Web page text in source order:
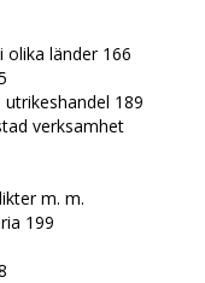
länder 166
189
verksamhet
m. m.
199